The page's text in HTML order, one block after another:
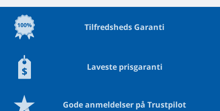
Tilfredsheds Garanti
Laveste prisgaranti
Gode anmeldelser på Trustpilot